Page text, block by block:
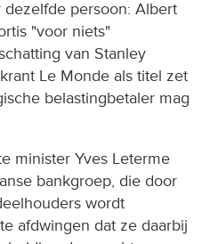
persoon: Albert
"voor niets"
van Stanley
Le Monde als titel zet
belastingbetaler mag
minister Yves Leterme
bankgroep, die door
wordt
afdwingen dat ze daarbij